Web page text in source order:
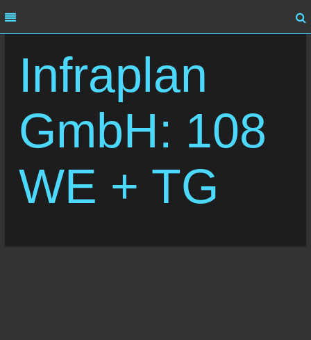
MENU
HOME
LEISTUNG
KARRIERE
MENU
Infraplan
GmbH: 108
WE + TG